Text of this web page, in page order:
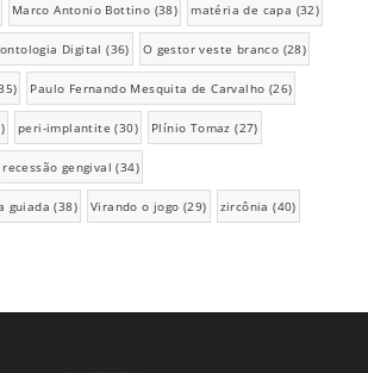
Marco Antonio Bottino (38) matéria de capa (32)
Digital (36) O gestor veste branco (28)
Paulo Fernando Mesquita de Carvalho (26)
peri-implantite (30) Plínio Tomaz (27)
recessão gengival (34)
guiada (38) Virando o jogo (29) zircônia (40)